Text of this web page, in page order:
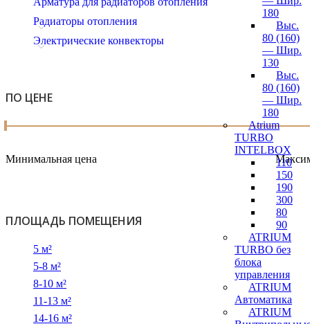
180
Выс.
80 (160)
— Шир.
130
Выс.
80 (160)
— Шир.
180
Atrium
TURBO
INTELBOX
110
150
190
300
80
90
ATRIUM
TURBO без
блока
управления
ATRIUM
Автоматика
ATRIUM
Радиаторы отопления
Электрические конвекторы
ПО ЦЕНЕ
Минимальная цена
ПЛОЩАДЬ ПОМЕЩЕНИЯ
5 м²
5-8 м²
8-10 м²
11-13 м²
14-16 м²